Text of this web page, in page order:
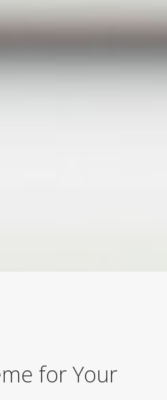
for Your